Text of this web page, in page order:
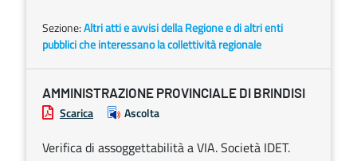
Sezione:Altri atti e avvisi della Regione e di altri enti
pubblici che interessano la collettività regionale
AMMINISTRAZIONE PROVINCIALE DI BRINDISI
Scarica Ascolta
Verifica di assoggettabilità a VIA. Società IDET.